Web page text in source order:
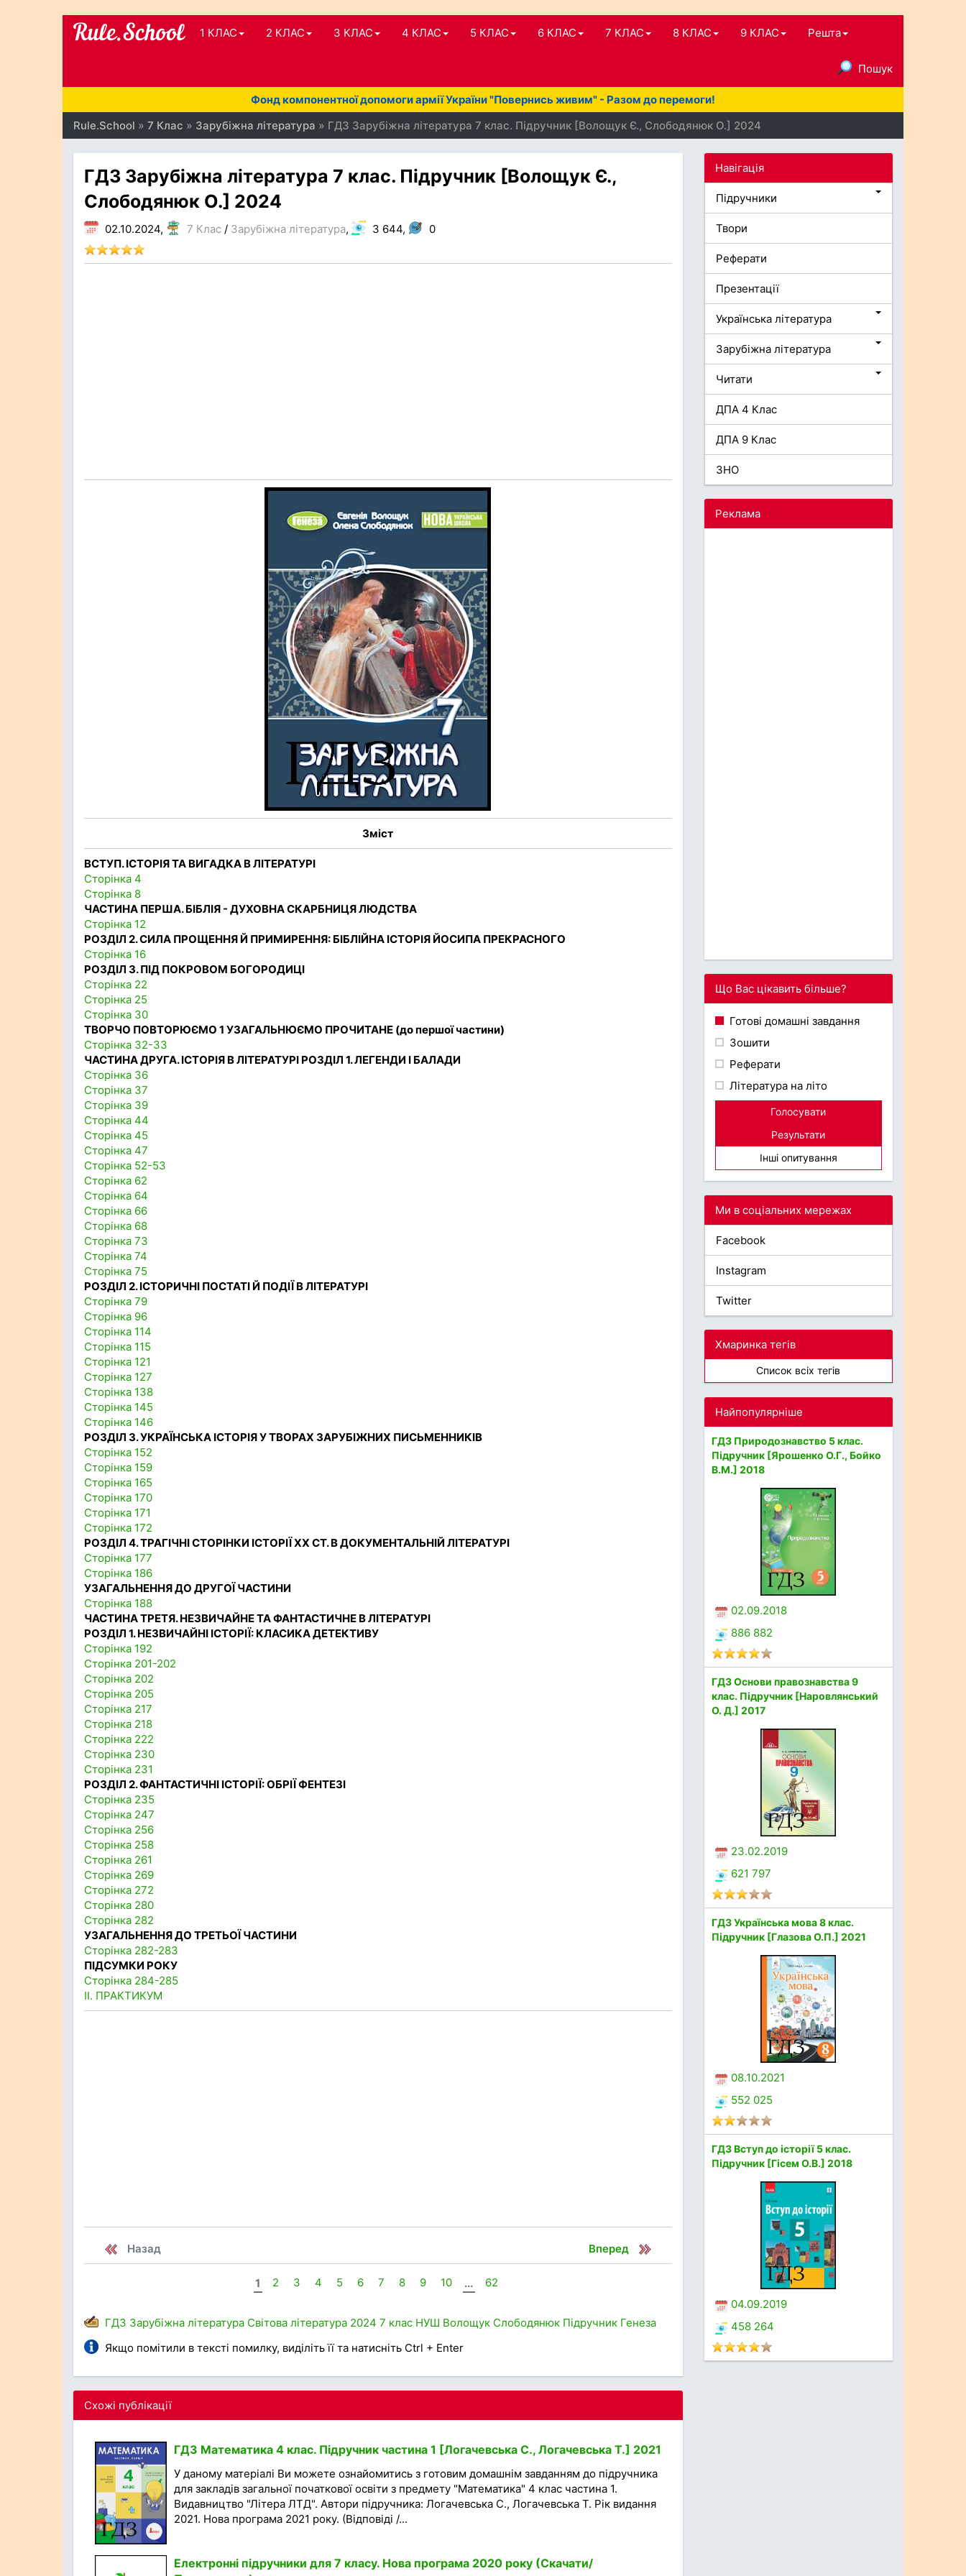
1 КЛАС 2 КЛАС 3 КЛАС 4 КЛАС 5 КЛАС 6 КЛАС 7 КЛАС 8 КЛАС 9 КЛАС Решта
Пошук
Фонд компонентної допомоги армії України "Повернись живим" - Разом до перемоги!
Rule.School » 7 Клас » Зарубiжна лiтература » ГДЗ Зарубіжна література 7 клас. Підручник [Волощук Є., Слободянюк О.] 2024
ГДЗ Зарубіжна література 7 клас. Підручник [Волощук Є.,
Слободянюк О.] 2024
02.10.2024, 7 Клас / Зарубiжна лiтература, 3 644, 0
Зміст
ВСТУП. ІСТОРІЯ ТА ВИГАДКА В ЛІТЕРАТУРІ
Сторінка 4
Сторінка 8
ЧАСТИНА ПЕРША. БІБЛІЯ - ДУХОВНА СКАРБНИЦЯ ЛЮДСТВА
Сторінка 12
РОЗДІЛ 2. СИЛА ПРОЩЕННЯ Й ПРИМИРЕННЯ: БІБЛІЙНА ІСТОРІЯ ЙОСИПА ПРЕКРАСНОГО
Сторінка 16
РОЗДІЛ 3. ПІД ПОКРОВОМ БОГОРОДИЦІ
Сторінка 22
Сторінка 25
Сторінка 30
ТВОРЧО ПОВТОРЮЄМО 1 УЗАГАЛЬНЮЄМО ПРОЧИТАНЕ (до першої частини)
Сторінка 32-33
ЧАСТИНА ДРУГА. ІСТОРІЯ В ЛІТЕРАТУРІ РОЗДІЛ 1. ЛЕГЕНДИ І БАЛАДИ
Сторінка 36
Сторінка 37
Сторінка 39
Сторінка 44
Сторінка 45
Сторінка 47
Сторінка 52-53
Сторінка 62
Сторінка 64
Сторінка 66
Сторінка 68
Сторінка 73
Сторінка 74
Сторінка 75
РОЗДІЛ 2. ІСТОРИЧНІ ПОСТАТІ Й ПОДІЇ В ЛІТЕРАТУРІ
Сторінка 79
Сторінка 96
Сторінка 114
Сторінка 115
Сторінка 121
Сторінка 127
Сторінка 138
Сторінка 145
Сторінка 146
РОЗДІЛ 3. УКРАЇНСЬКА ІСТОРІЯ У ТВОРАХ ЗАРУБІЖНИХ ПИСЬМЕННИКІВ
Сторінка 152
Сторінка 159
Сторінка 165
Сторінка 170
Сторінка 171
Сторінка 172
РОЗДІЛ 4. ТРАГІЧНІ СТОРІНКИ ІСТОРІЇ ХХ СТ. В ДОКУМЕНТАЛЬНІЙ ЛІТЕРАТУРІ
Сторінка 177
Сторінка 186
УЗАГАЛЬНЕННЯ ДО ДРУГОЇ ЧАСТИНИ
Сторінка 188
ЧАСТИНА ТРЕТЯ. НЕЗВИЧАЙНЕ ТА ФАНТАСТИЧНЕ В ЛІТЕРАТУРІ
РОЗДІЛ 1. НЕЗВИЧАЙНІ ІСТОРІЇ: КЛАСИКА ДЕТЕКТИВУ
Сторінка 192
Сторінка 201-202
Сторінка 202
Сторінка 205
Сторінка 217
Сторінка 218
Сторінка 222
Сторінка 230
Сторінка 231
РОЗДІЛ 2. ФАНТАСТИЧНІ ІСТОРІЇ: ОБРІЇ ФЕНТЕЗІ
Сторінка 235
Сторінка 247
Сторінка 256
Сторінка 258
Сторінка 261
Сторінка 269
Сторінка 272
Сторінка 280
Сторінка 282
УЗАГАЛЬНЕННЯ ДО ТРЕТЬОЇ ЧАСТИНИ
Сторінка 282-283
ПІДСУМКИ РОКУ
Сторінка 284-285
II. ПРАКТИКУМ
Назад Вперед
1 2 3 4 5 6 7 8 9 10 ... 62
ГДЗ Зарубіжна література Світова література 2024 7 клас НУШ Волощук Слободянюк Підручник Генеза
Якщо помітили в тексті помилку, виділіть її та натисніть Ctrl + Enter
Схожі публікації
ГДЗ Математика 4 клас. Підручник частина 1 [Логачевська С., Логачевська Т.] 2021
У даному матеріалі Ви можете ознайомитись з готовим домашнім завданням до підручника
для закладів загальної початкової освіти з предмету "Математика" 4 клас частина 1.
Видавництво "Літера ЛТД". Автори підручника: Логачевська С., Логачевська Т. Рік видання
2021. Нова програма 2021 року. (Відповіді /...
Електронні підручники для 7 класу. Нова програма 2020 року (Скачати/
Навігація
Підручники
Твори
Реферати
Презентації
Українська література
Зарубіжна література
Читати
ДПА 4 Клас
ДПА 9 Клас
ЗНО
Реклама
Що Вас цікавить більше?
Готові домашні завдання
Зошити
Реферати
Література на літо
Голосувати
Результати
Інші опитування
Ми в соціальних мережах
Facebook
Instagram
Twitter
Хмаринка тегів
Список всіх тегів
Найпопулярніше
ГДЗ Природознавство 5 клас.
Підручник [Ярошенко О.Г., Бойко
В.М.] 2018
02.09.2018
886 882
ГДЗ Основи правознавства 9
клас. Підручник [Наровлянський
О. Д.] 2017
23.02.2019
621 797
ГДЗ Українська мова 8 клас.
Підручник [Глазова О.П.] 2021
08.10.2021
552 025
ГДЗ Вступ до історії 5 клас.
Підручник [Гісем О.В.] 2018
04.09.2019
458 264